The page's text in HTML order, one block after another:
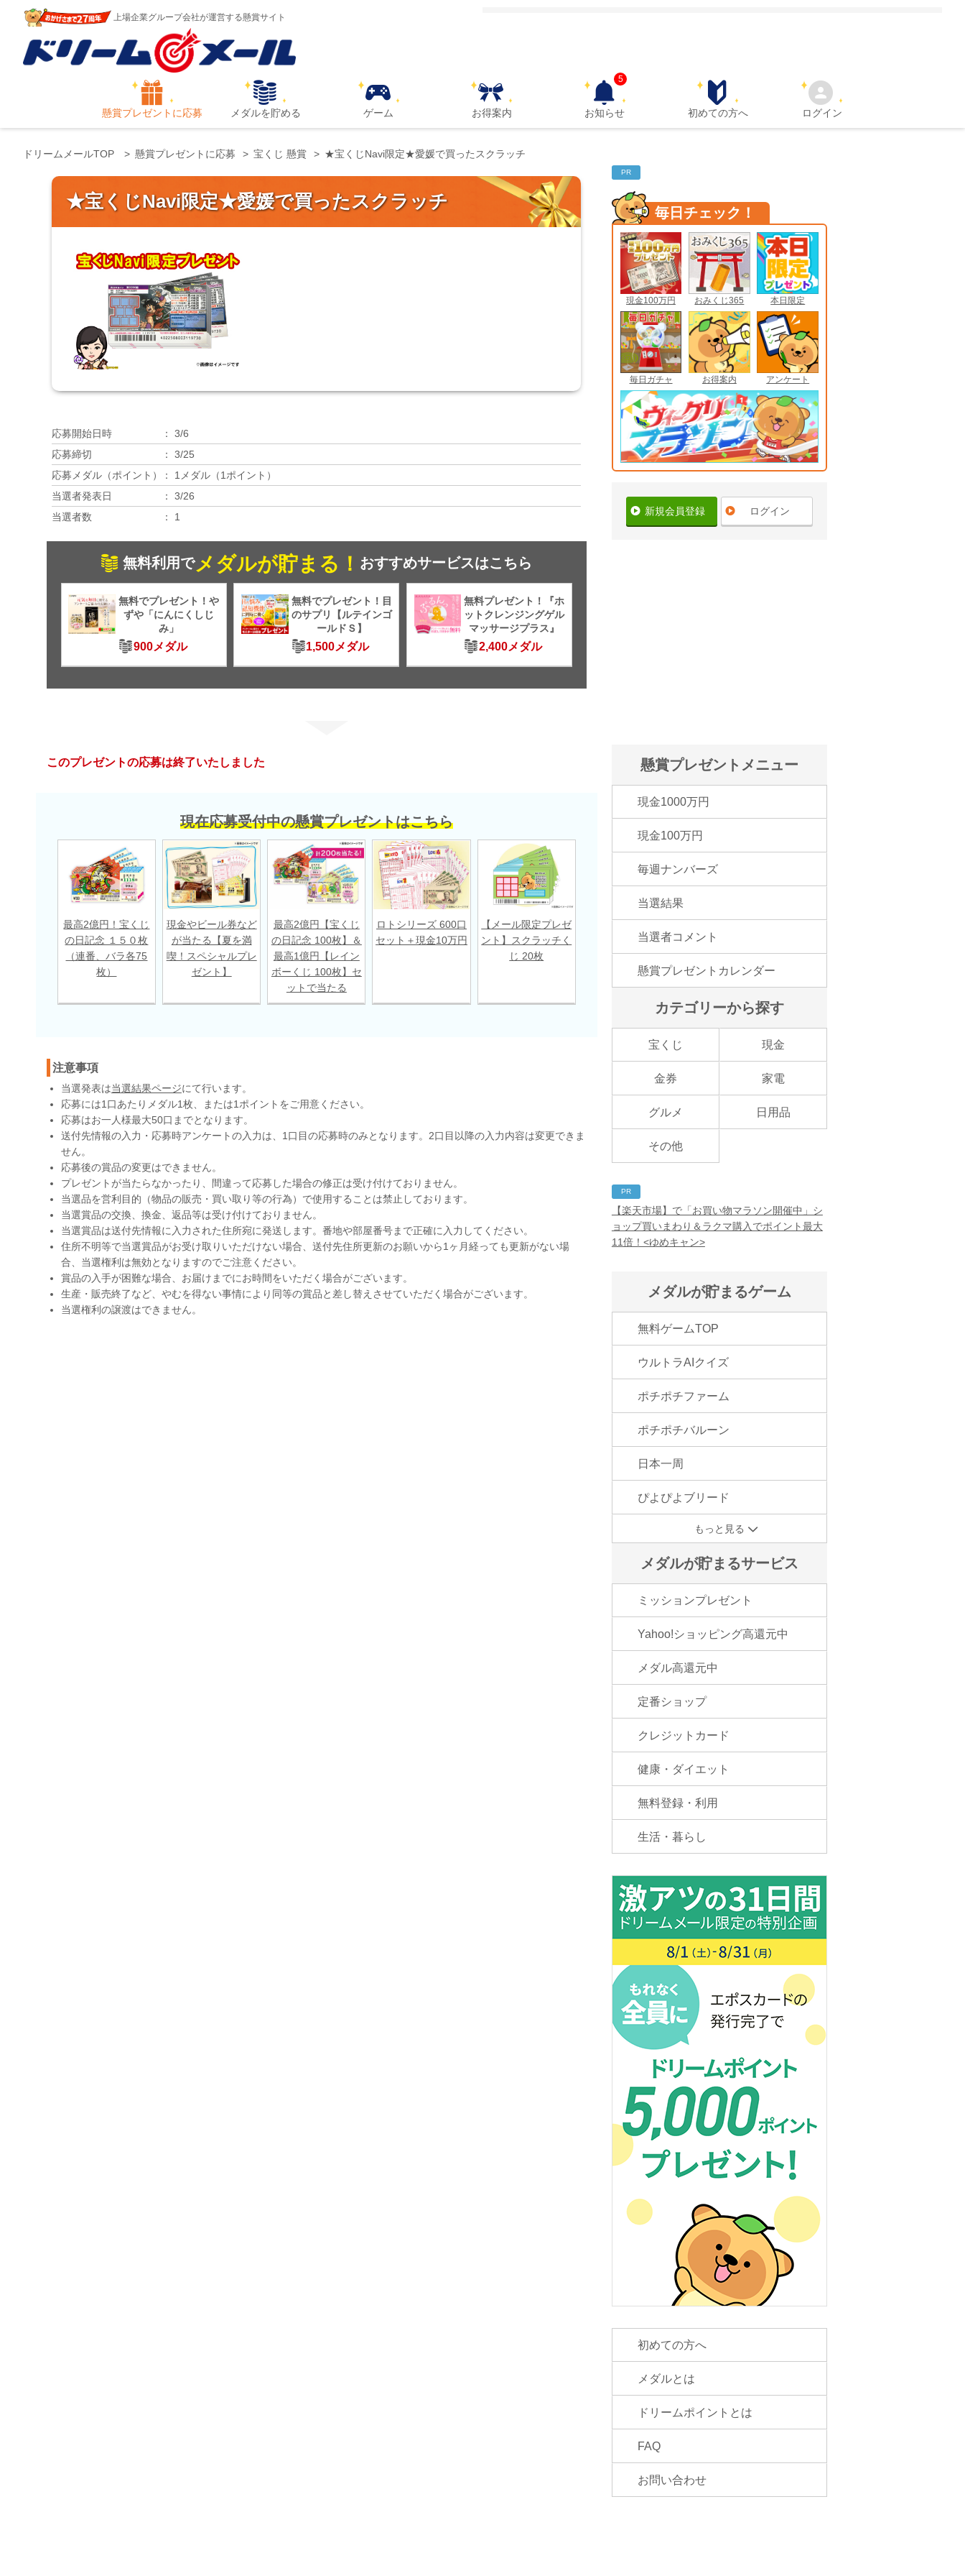
上場企業グループ会社が運営する懸賞サイト
懸賞プレゼントに応募 メダルを貯める ゲーム お得案内 お知らせ
5
初めての方へ ログイン
ドリームメールTOP 懸賞プレゼントに応募 宝くじ 懸賞 ★宝くじNavi限定★愛媛で買ったスクラッチ
★宝くじNavi限定★愛媛で買ったスクラッチ
応募開始日時
3/6
応募締切
3/25
応募メダル（ポイント）
1メダル（1ポイント）
当選者発表日
3/26
当選者数
1
無料利用でメダルが貯まる！ おすすめサービスはこちら
無料でプレゼント！や
ずや「にんにくしじ
み」
900メダル
無料でプレゼント！目
のサプリ【ルテインゴ
ールドＳ】
1,500メダル
無料プレゼント！『ホ
ットクレンジングゲル
マッサージプラス』
2,400メダル
このプレゼントの応募は終了いたしました
現在応募受付中の懸賞プレゼントはこちら
最高2億円！宝くじ
の日記念 １５０枚
（連番、バラ各75
枚）
現金やビール券など
が当たる【夏を満
喫！スペシャルプレ
ゼント】
最高2億円【宝くじ
の日記念 100枚】＆
最高1億円【レイン
ボーくじ 100枚】セ
ットで当たる
ロトシリーズ 600口
セット＋現金10万円
【メール限定プレゼ
ント】スクラッチく
じ 20枚
注意事項
当選発表は当選結果ページにて行います。
応募には1口あたりメダル1枚、または1ポイントをご用意ください。
応募はお一人様最大50口までとなります。
送付先情報の入力・応募時アンケートの入力は、1口目の応募時のみとなります。2口目以降の入力内容は変更できま
せん。
応募後の賞品の変更はできません。
プレゼントが当たらなかったり、間違って応募した場合の修正は受け付けておりません。
当選品を営利目的（物品の販売・買い取り等の行為）で使用することは禁止しております。
当選賞品の交換、換金、返品等は受け付けておりません。
当選賞品は送付先情報に入力された住所宛に発送します。番地や部屋番号まで正確に入力してください。
住所不明等で当選賞品がお受け取りいただけない場合、送付先住所更新のお願いから1ヶ月経っても更新がない場
合、当選権利は無効となりますのでご注意ください。
賞品の入手が困難な場合、お届けまでにお時間をいただく場合がございます。
生産・販売終了など、やむを得ない事情により同等の賞品と差し替えさせていただく場合がございます。
当選権利の譲渡はできません。
PR
毎日チェック！
現金100万円 おみくじ365 本日限定
毎日ガチャ お得案内 アンケート
新規会員登録 ログイン
懸賞プレゼントメニュー
現金1000万円
現金100万円
毎週ナンバーズ
当選結果
当選者コメント
懸賞プレゼントカレンダー
カテゴリーから探す
宝くじ 現金
金券 家電
グルメ 日用品
その他
PR
【楽天市場】で「お買い物マラソン開催中」シ
ョップ買いまわり＆ラクマ購入でポイント最大
11倍！<ゆめキャン>
メダルが貯まるゲーム
無料ゲームTOP
ウルトラAIクイズ
ポチポチファーム
ポチポチバルーン
日本一周
ぴよぴよブリード
もっと見る
メダルが貯まるサービス
ミッションプレゼント
Yahoo!ショッピング高還元中
メダル高還元中
定番ショップ
クレジットカード
健康・ダイエット
無料登録・利用
生活・暮らし
初めての方へ
メダルとは
ドリームポイントとは
FAQ
お問い合わせ